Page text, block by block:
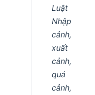
Luật
Nhập
cảnh,
xuất
cảnh,
quá
cảnh,